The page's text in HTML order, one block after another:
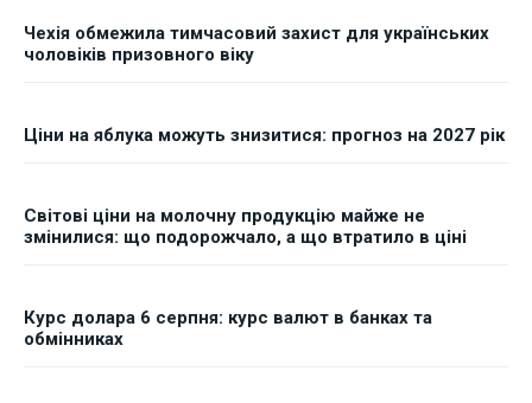
Чехія обмежила тимчасовий захист для українських
чоловіків призовного віку
Ціни на яблука можуть знизитися: прогноз на 2027 рік
Світові ціни на молочну продукцію майже не
змінилися: що подорожчало, а що втратило в ціні
Курс долара 6 серпня: курс валют в банках та
обмінниках